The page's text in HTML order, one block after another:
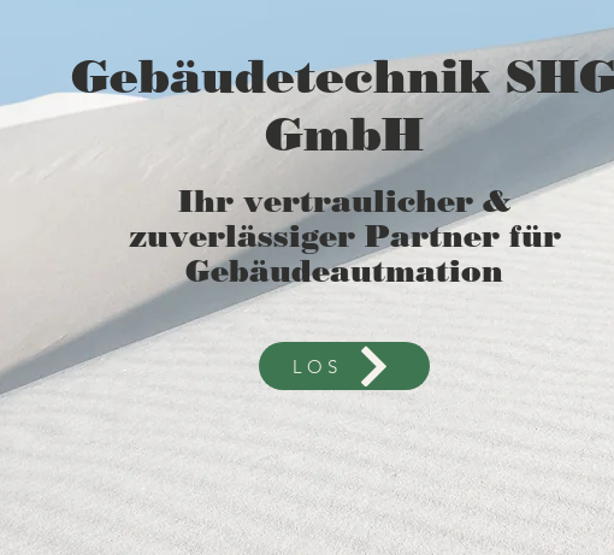
Gebäudetechnik
GmbH​
Ihr vertraulicher &
zuverlässiger Partner für
Gebäudeautmation
LOS